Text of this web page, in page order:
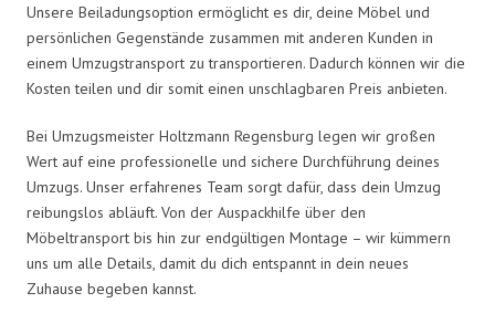
Unsere Beiladungsoption ermöglicht es dir, deine Möbel und
persönlichen Gegenstände zusammen mit anderen Kunden in
einem Umzugstransport zu transportieren. Dadurch können wir die
Kosten teilen und dir somit einen unschlagbaren Preis anbieten.
Bei Umzugsmeister Holtzmann Regensburg legen wir großen
Wert auf eine professionelle und sichere Durchführung deines
Umzugs. Unser erfahrenes Team sorgt dafür, dass dein Umzug
reibungslos abläuft. Von der Auspackhilfe über den
Möbeltransport bis hin zur endgültigen Montage – wir kümmern
uns um alle Details, damit du dich entspannt in dein neues
Zuhause begeben kannst.